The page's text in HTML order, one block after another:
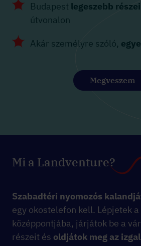
Budapest legeszebb
útvonalon
Akár személyre szóló,
Megveszem
Mi a Landventure?
Szabadtéri nyomozós
egy okostelefon kell. Lépjetek
középpontjába, járjátok be a
részeit és oldjátok meg az